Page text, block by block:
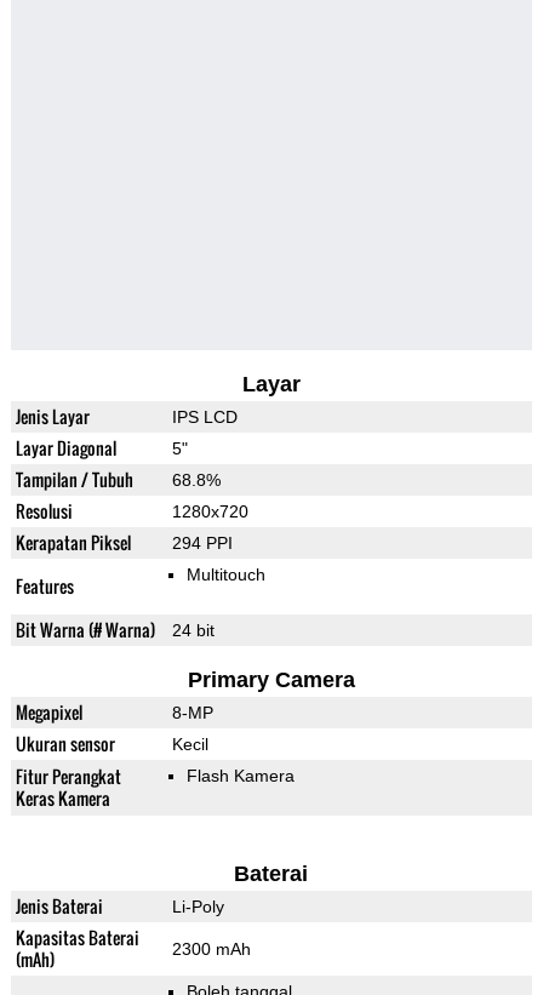
Layar
Jenis Layar IPS LCD
Layar Diagonal 5"
Tampilan / Tubuh 68.8%
Resolusi 1280x720
Kerapatan Piksel 294 PPI
Features Multitouch
Bit Warna (# Warna) 24 bit
Primary Camera
Megapixel 8-MP
Ukuran sensor Kecil
Fitur Perangkat
Keras Kamera
Flash Kamera
Baterai
Jenis Baterai Li-Poly
Kapasitas Baterai
(mAh)
2300 mAh